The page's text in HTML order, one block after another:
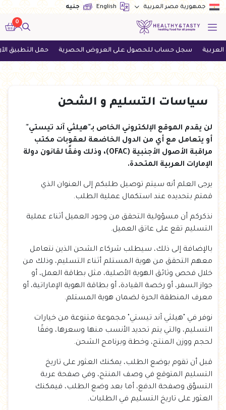
جمهورية مصر العربية جنيه
0
سجل حساب للحصول على العروض الحصرية حمل التطبيق الآن
سياسات التسليم و الشحن
لن يقدم الموقع الإلكتروني الخاص بـ"هيلثي آند تيستي"
أو يتعامل مع أي من الدول الخاضعة لعقوبات مكتب
مراقبة الأصول الأجنبية (OFAC)، وذلك وفقًا لقانون دولة
الإمارات العربية المتحدة.
يرجى العلم أنه سيتم توصيل طلبكم إلى العنوان الذي
قمتم بتحديده عند استكمال عملية الطلب.
نذكركم أن مسؤولية التحقق من وجود العميل أثناء عملية
التسليم تقع على عاتق العميل.
بالإضافة إلى ذلك، سيطلب شركاء الشحن الذين نتعامل
معهم التحقق من هوية المستلم أثناء التسليم، وذلك من
خلال فحص وثائق الهوية الأصلية، مثل بطاقة العمل، أو
جواز السفر، أو رخصة القيادة، أو بطاقة الهوية الإماراتية، أو
معرف المنطقة الحرة لضمان هوية المستلم.
نوفر في "هيلثي آند تيستي" مجموعة متنوعة من خيارات
التسليم، والتي يتم تحديد الأنسب منها وسعرها، وفقًا
لحجم ووزن المنتج، وخطة وبرنامج الشحن.
قبل أن تقوم بوضع الطلب، يمكنك العثور على تاريخ
التسليم المتوقع في وصف المنتج، وفي صفحة عربة
التسوّق وصفحة الدفع، أما بعد وضع الطلب، فيمكنك
العثور على تاريخ التسليم في الطلبات.